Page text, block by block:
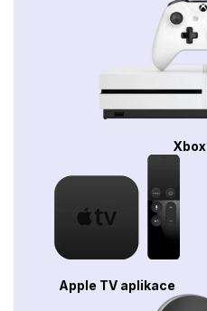
Apple TV aplikace